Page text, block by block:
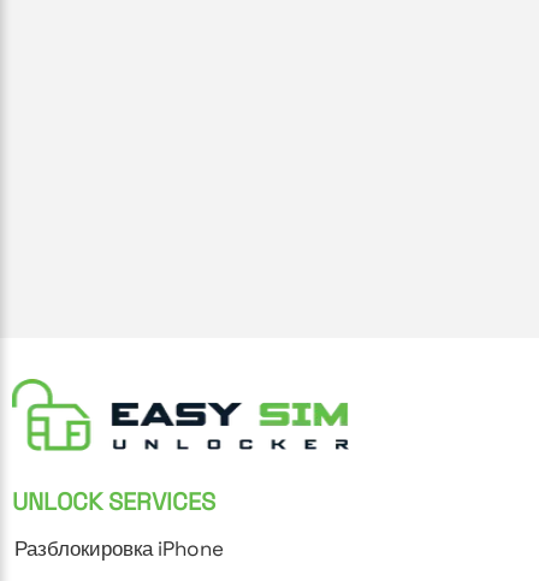
UNLOCK SERVICES
Разблокировка iPhone